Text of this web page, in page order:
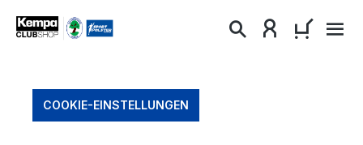
springen
COOKIE-EINSTELLUNGEN